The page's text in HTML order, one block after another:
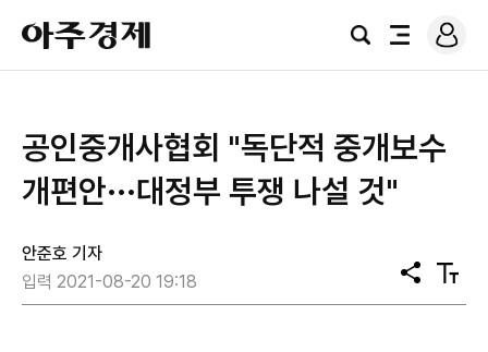
아
주
경
검
전
로
그
공인중개사협회 "독단적 중개보수
개편안···대정부 투쟁 나설 것"
안준호 기자
입력 2021-08-20 19:18
공
유
텍
스